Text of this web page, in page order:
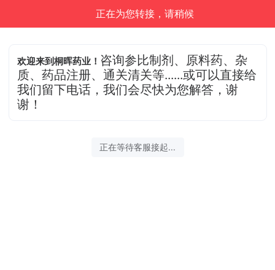
正在为您转接，请稍候
欢迎来到桐晖药业！ 咨询参比制剂、原料药、杂
质、药品注册、通关清关等......或可以直接给
我们留下电话，我们会尽快为您解答，谢
谢！
正在等待客服接起...